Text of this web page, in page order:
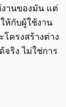
งานของมัน แต่
ห้กับผู้ใช้งาน
ครงสร้างต่าง
ริง ไม่ใช่การ